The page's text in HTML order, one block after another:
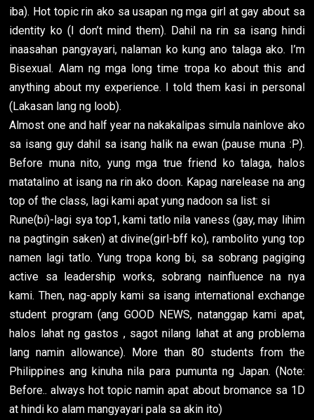
iba). Hot topic rin ako sa usapan ng mga girl at gay about sa
identity ko (I don’t mind them). Dahil na rin sa isang hindi
inaasahan pangyayari, nalaman ko kung ano talaga ako. I’m
Bisexual. Alam ng mga long time tropa ko about this and
anything about my experience. I told them kasi in personal
(Lakasan lang ng loob).
Almost one and half year na nakakalipas simula nainlove ako
sa isang guy dahil sa isang halik na ewan (pause muna :P).
Before muna nito, yung mga true friend ko talaga, halos
matatalino at isang na rin ako doon. Kapag narelease na ang
top of the class, lagi kami apat yung nadoon sa list: si
Rune(bi)-lagi sya top1, kami tatlo nila vaness (gay, may lihim
na pagtingin saken) at divine(girl-bff ko), rambolito yung top
namen lagi tatlo. Yung tropa kong bi, sa sobrang pagiging
active sa leadership works, sobrang nainfluence na nya
kami. Then, nag-apply kami sa isang international exchange
student program (ang GOOD NEWS, natanggap kami apat,
halos lahat ng gastos , sagot nilang lahat at ang problema
lang namin allowance). More than 80 students from the
Philippines ang kinuha nila para pumunta ng Japan. (Note:
Before.. always hot topic namin apat about bromance sa 1D
at hindi ko alam mangyayari pala sa akin ito)